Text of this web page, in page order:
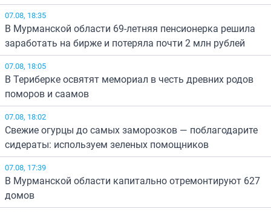
07.08, 18:35
В Мурманской области 69-летняя пенсионерка решила
заработать на бирже и потеряла почти 2 млн рублей
07.08, 18:05
В Териберке освятят мемориал в честь древних родов
поморов и саамов
07.08, 18:02
Свежие огурцы до самых заморозков — поблагодарите
сидераты: используем зеленых помощников
07.08, 17:39
В Мурманской области капитально отремонтируют 627
домов